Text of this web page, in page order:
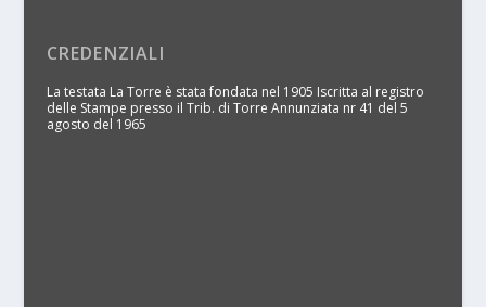
CREDENZIALI
La testata La Torre è stata fondata nel 1905 Iscritta al registro
delle Stampe presso il Trib. di Torre Annunziata nr 41 del 5
agosto del 1965